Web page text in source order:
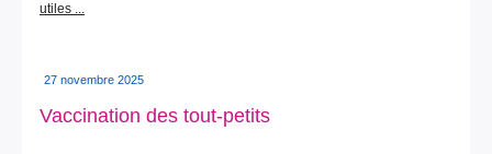
utiles ...
27 novembre 2025
Vaccination des tout-petits